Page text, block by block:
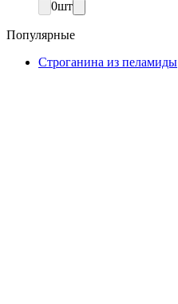
0шт
Популярные
Строганина из пеламиды